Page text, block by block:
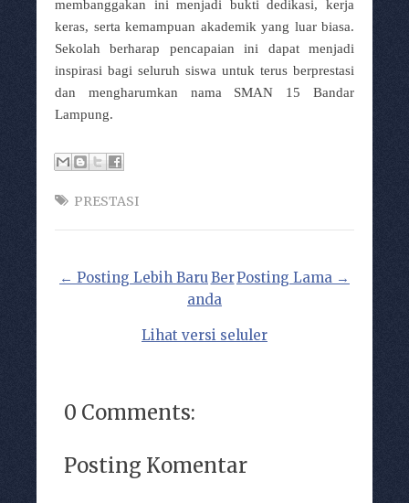
membanggakan ini menjadi bukti dedikasi, kerja
keras, serta kemampuan akademik yang luar biasa.
Sekolah berharap pencapaian ini dapat menjadi
inspirasi bagi seluruh siswa untuk terus berprestasi
dan mengharumkan nama SMAN 15 Bandar
Lampung.
PRESTASI
← Posting Lebih Baru Posting Lama →
Ber
anda
Lihat versi seluler
0 Comments:
Posting Komentar